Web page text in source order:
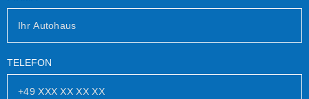
TELEFON